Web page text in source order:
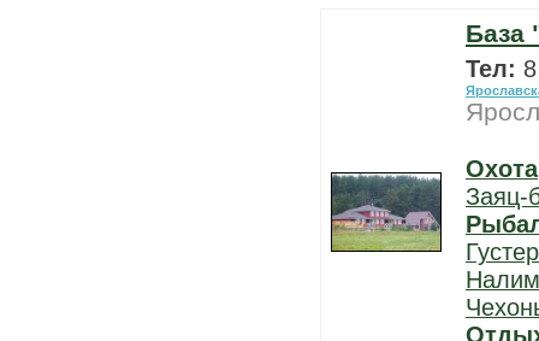
База
Тел:
Охота
Заяц-
Налим